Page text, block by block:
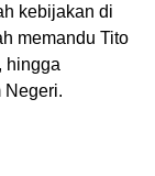
kebijakan di
memandu Tito
hingga
Negeri.